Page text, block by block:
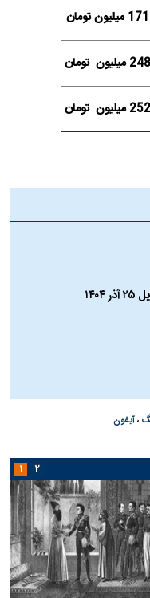
171 میلیون تومان
248 میلیون تومان
252 میلیون تومان
،آیفون
۱ ۲